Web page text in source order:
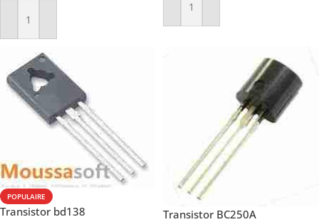
Ajouter Au Panier
Ajouter Au Panier
POPULAIRE
Transistor bd138
Transistor BC250A